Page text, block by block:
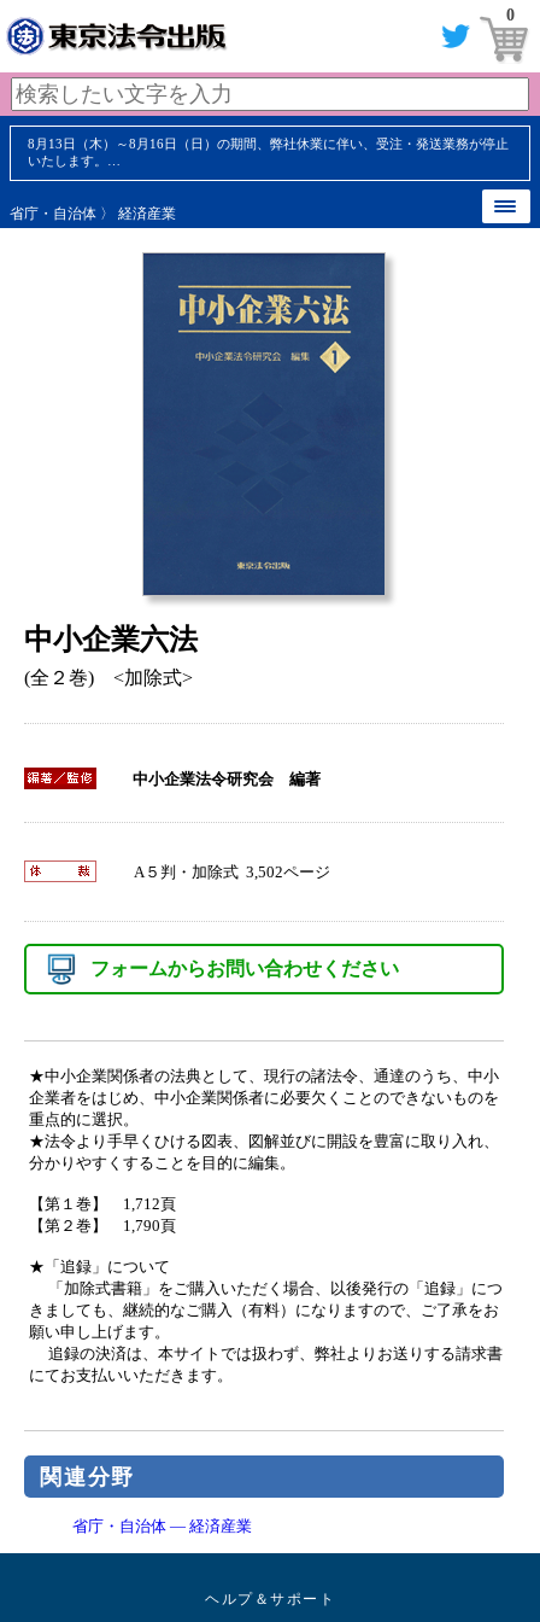
0
8月13日（木）～8月16日（日）の期間、弊社休業に伴い、受注・発送業務が停止
いたします。…
省庁・自治体 〉 経済産業
中小企業六法
(全２巻) <加除式>
中小企業法令研究会 編著
A５判・加除式 3,502ページ
フォームからお問い合わせください
★中小企業関係者の法典として、現行の諸法令、通達のうち、中小
企業者をはじめ、中小企業関係者に必要欠くことのできないものを
重点的に選択。
★法令より手早くひける図表、図解並びに開設を豊富に取り入れ、
分かりやすくすることを目的に編集。
【第１巻】 1,712頁
【第２巻】 1,790頁
★「追録」について
「加除式書籍」をご購入いただく場合、以後発行の「追録」につ
きましても、継続的なご購入（有料）になりますので、ご了承をお
願い申し上げます。
追録の決済は、本サイトでは扱わず、弊社よりお送りする請求書
にてお支払いいただきます。
関連分野
省庁・自治体 ― 経済産業
ヘルプ＆サポート